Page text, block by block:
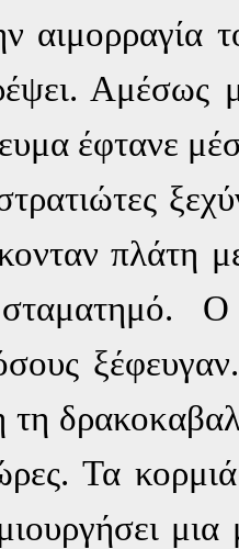
αιμορραγία
έφτανε
πλάτη
τη
Τα